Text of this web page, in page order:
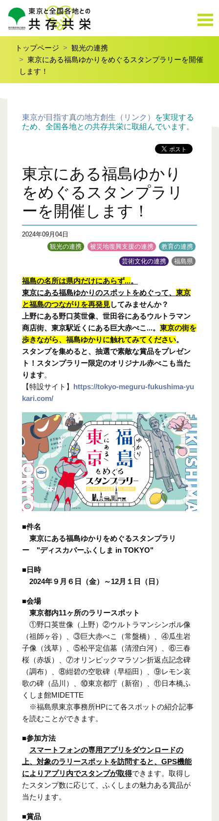
トップページ
観光の連携
東京にある福島ゆかりをめぐるスタンプラリーを開催
します！
東京が目指す真の地方創生（リンク）
を実現する
ため、全国各地との共存共栄に取組んでいます。
東京にある福島ゆかり
をめぐるスタンプラリ
ーを開催します！
2024年09月04日
観光の連携
被災地復興支援の連携
教育の連携
芸術文化の連携
福島県
福島の名所は県内だけにあらず...。
東京にある福島ゆかりのスポットをめぐって、 東京
と福島のつながりを再発見してみませんか？
上野にある野口英世像、世田谷にあるウルトラマン
商店街、東京駅近くにある巨大赤べこ...。 東京の街を
歩きながら、福島ゆかりに触れてみてください。
スタンプを集めると、抽選で素敵な賞品をプレゼン
ト！スタンプラリー限定のオリジナル赤べこも当た
ります。
【特設サイト】 https://tokyo-meguru-fukushima-yu
kari.com/
■件名
東京にある福島ゆかりをめぐるスタンプラリ
ー "ディスカバーふくしま in TOKYO"
■日時
2024年９月６日（金）～12月１日（日）
■会場
東京都内11ヶ所のラリースポット
①野口英世像（上野）②ウルトラマンシンボル像
（祖師ヶ谷）、③巨大赤べこ（常盤橋）、④瓜生岩
子像（浅草）、⑤松平定信墓（清澄白河）、⑥三春
桜（赤坂）、⑦オリンピックマラソン折返点記念碑
（調布）、⑧紺碧の空歌碑（早稲田）、⑨レモン哀
歌の碑（品川）、⑩東京都庁（新宿）、⑪日本橋ふ
くしま館MIDETTE
※福島県東京事務所HPにて各スポットの紹介記事
を読むことができます。
■参加方法
スマートフォンの専用アプリをダウンロードの
上、対象のラリースポットを訪問すると、 GPS機能
によりアプリ内でスタンプが取得できます。取得し
たスタンプ数に応じて、ふくしまの魅力ある賞品が
当たります。
■賞品